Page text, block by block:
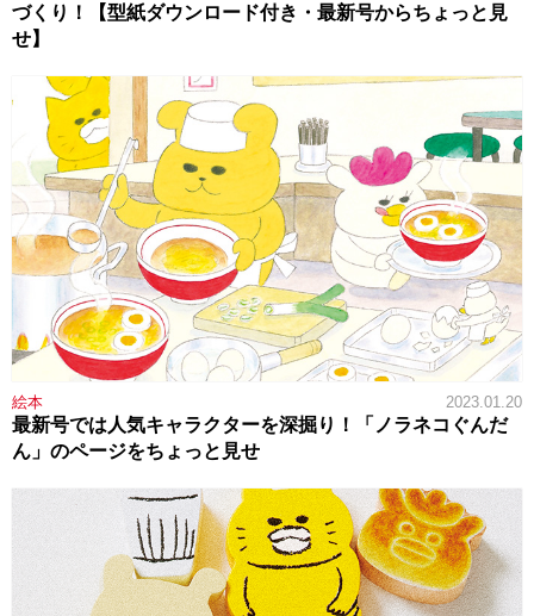
づくり！【型紙ダウンロード付き・最新号からちょっと見
せ】
絵本 2023.01.20
最新号では人気キャラクターを深掘り！「ノラネコぐんだ
ん」のページをちょっと見せ